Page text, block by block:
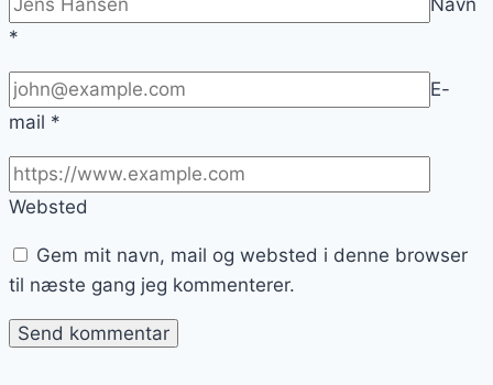
Navn
*
E-
mail *
Websted
Gem mit navn, mail og websted i denne browser
til næste gang jeg kommenterer.